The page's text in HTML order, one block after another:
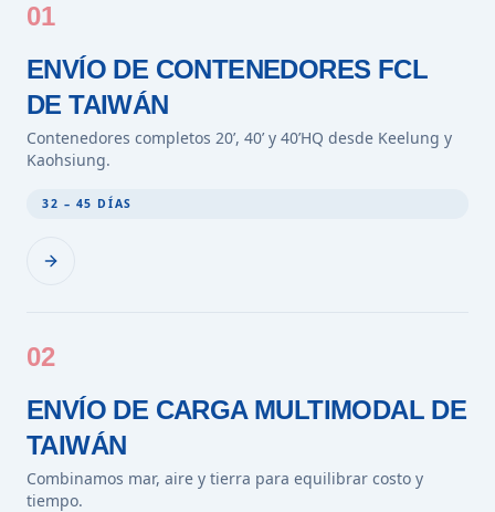
01
ENVÍO DE CONTENEDORES FCL
DE TAIWÁN
Contenedores completos 20’, 40’ y 40’HQ desde Keelung y
Kaohsiung.
32 – 45 DÍAS
02
ENVÍO DE CARGA MULTIMODAL DE
TAIWÁN
Combinamos mar, aire y tierra para equilibrar costo y
tiempo.